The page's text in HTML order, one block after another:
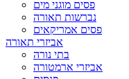
פסים מוגני מים
נברשות תאורה
פסים אמריקאים
אביזרי תאורה
בתי נורה
אביזרי ארמטורה